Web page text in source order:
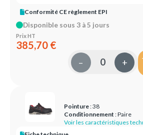
Conformité CE règlement EPI
Disponible sous 3 à 5 jours
Prix HT
385,70 €
– +
Pointure: 38
Conditionnement : Paire
Voir les caractéristiques